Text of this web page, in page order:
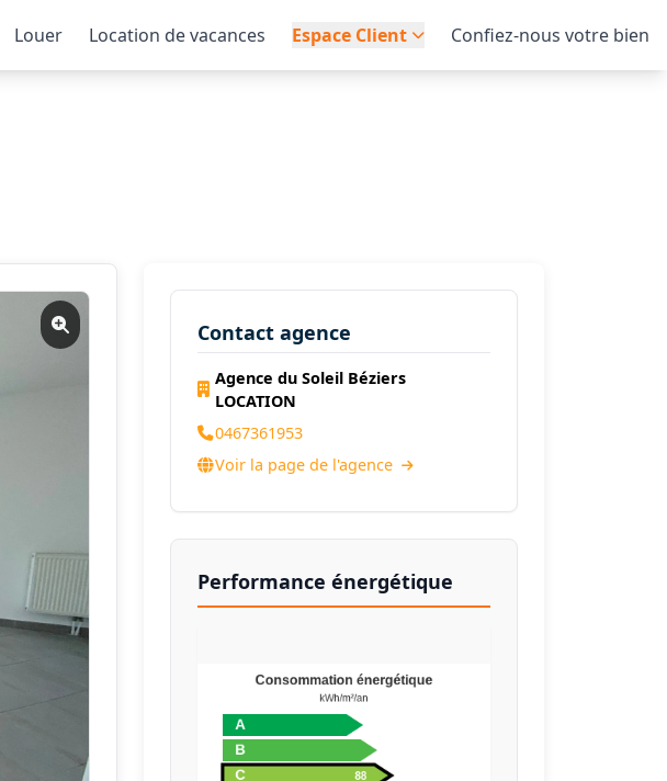
Louer Location de vacances Espace Client Confiez-nous votre bien
Contact agence
Agence du Soleil Béziers
LOCATION
0467361953
Voir la page de l'agence
Performance énergétique